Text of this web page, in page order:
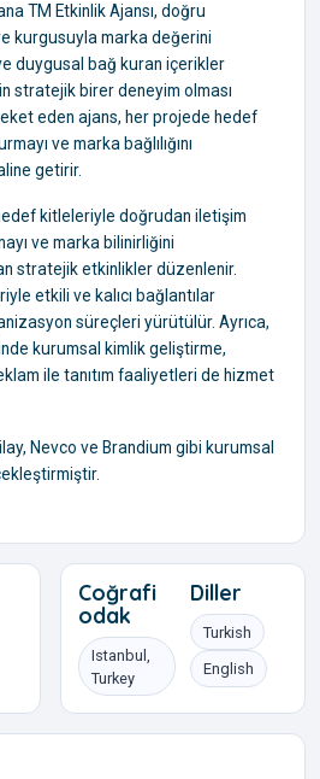
TM Etkinlik Ajansı, doğru
kurgusuyla marka değerini
duygusal bağ kuran içerikler
stratejik birer deneyim olması
eden ajans, her projede hedef
ve marka bağlılığını
getirir.
kitleleriyle doğrudan iletişim
ve marka bilinirliğini
stratejik etkinlikler düzenlenir.
etkili ve kalıcı bağlantılar
süreçleri yürütülür. Ayrıca,
kurumsal kimlik geliştirme,
ile tanıtım faaliyetleri de hizmet
Nevco ve Brandium gibi kurumsal
Coğrafi
odak
Istanbul,
Turkey
Diller
Turkish
English